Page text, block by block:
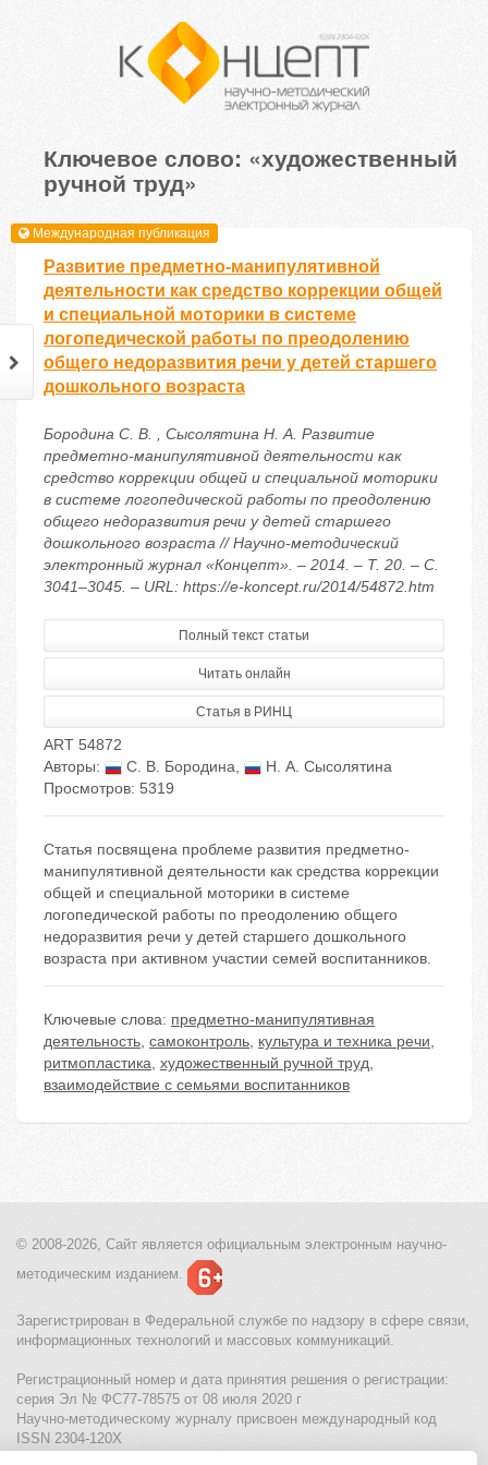
Ключевое слово: «художественный
ручной труд»
Международная публикация
Развитие предметно-манипулятивной
деятельности как средство коррекции общей
и специальной моторики в системе
логопедической работы по преодолению
общего недоразвития речи у детей старшего
дошкольного возраста
Бородина С. В. , Сысолятина Н. А. Развитие
предметно-манипулятивной деятельности как
средство коррекции общей и специальной моторики
в системе логопедической работы по преодолению
общего недоразвития речи у детей старшего
дошкольного возраста // Научно-методический
электронный журнал «Концепт». – 2014. – Т. 20. – С.
3041–3045. – URL: https://e-koncept.ru/2014/54872.htm
Полный текст статьи
Читать онлайн
Статья в РИНЦ
ART 54872
Авторы:
С. В. Бородина,
Н. А. Сысолятина
Просмотров: 5319
Статья посвящена проблеме развития предметно-
манипулятивной деятельности как средства коррекции
общей и специальной моторики в системе
логопедической работы по преодолению общего
недоразвития речи у детей старшего дошкольного
возраста при активном участии семей воспитанников.
Ключевые слова: предметно-манипулятивная
деятельность, самоконтроль, культура и техника речи,
ритмопластика, художественный ручной труд,
взаимодействие с семьями воспитанников
© 2008-2026, Сайт является официальным электронным научно-
методическим изданием.
Зарегистрирован в Федеральной службе по надзору в сфере связи,
информационных технологий и массовых коммуникаций.
Регистрационный номер и дата принятия решения о регистрации:
серия Эл № ФС77-78575 от 08 июля 2020 г
Научно-методическому журналу присвоен международный код
ISSN 2304-120X